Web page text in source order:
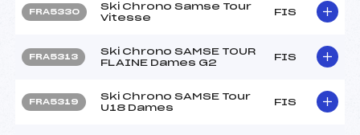
FRA5330
Ski Chrono Samse Tour
Vitesse
FIS
FRA5313
Ski Chrono SAMSE TOUR
FLAINE Dames G2
FIS
FRA5319
Ski Chrono SAMSE Tour
U18 Dames
FIS